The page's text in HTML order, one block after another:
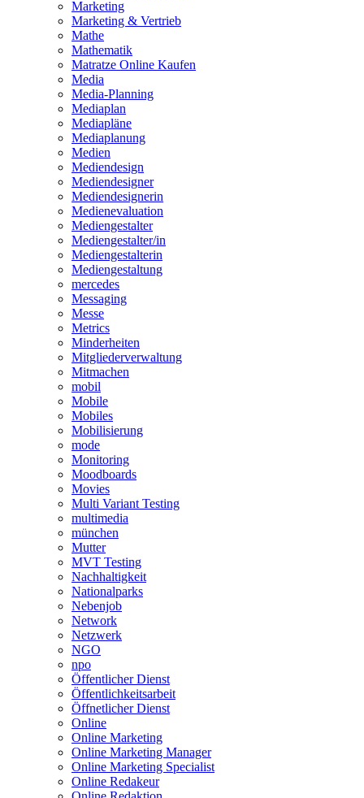
Marketing
Marketing & Vertrieb
Mathe
Mathematik
Matratze Online Kaufen
Media
Media-Planning
Mediaplan
Mediapläne
Mediaplanung
Medien
Mediendesign
Mediendesigner
Mediendesignerin
Medienevaluation
Mediengestalter
Mediengestalter/in
Mediengestalterin
Mediengestaltung
mercedes
Messaging
Messe
Metrics
Minderheiten
Mitgliederverwaltung
Mitmachen
mobil
Mobile
Mobiles
Mobilisierung
mode
Monitoring
Moodboards
Movies
Multi Variant Testing
multimedia
münchen
Mutter
MVT Testing
Nachhaltigkeit
Nationalparks
Nebenjob
Network
Netzwerk
NGO
npo
Öffentlicher Dienst
Öffentlichkeitsarbeit
Öffnetlicher Dienst
Online
Online Marketing
Online Marketing Manager
Online Marketing Specialist
Online Redakeur